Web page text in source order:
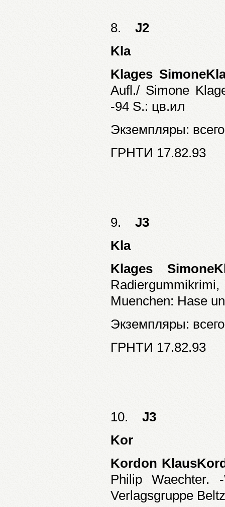
8. J2
Kla
Klages
Aufl./ Simone
-94 S.: цв.ил
Экземпляры:
ГРНТИ 17.82.93
9. J3
Kla
Klages
Muenchen: Hase
Экземпляры:
ГРНТИ 17.82.93
10. J3
Kor
Kordon
Philip Waechter.
Verlagsgruppe